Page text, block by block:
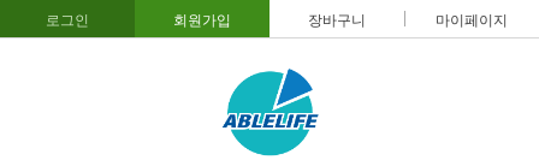
로그인 회원가입 장바구니 마이페이지